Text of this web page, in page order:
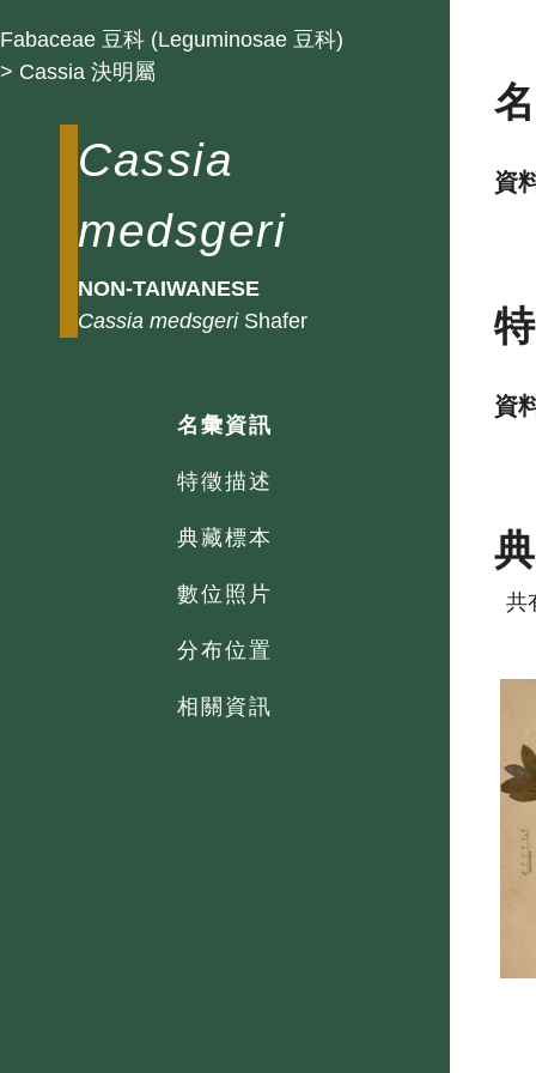
Fabaceae 豆科 (Leguminosae 豆科)
> Cassia 決明屬
Cassia
medsgeri
NON-TAIWANESE
Cassia medsgeriShafer
名彙資訊
特徵描述
典藏標本
數位照片
分布位置
相關資訊
資
資
共